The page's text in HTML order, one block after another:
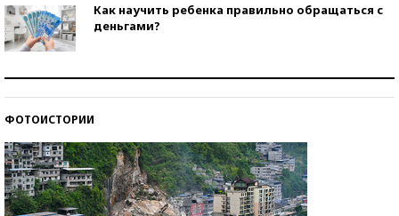
Как научить ребенка правильно обращаться с
деньгами?
ФОТОИСТОРИИ